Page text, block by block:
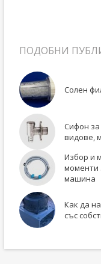
ПОДОБНИ
Солен
Сифон
видове,
Избор и
моменти
машина
Как да
със